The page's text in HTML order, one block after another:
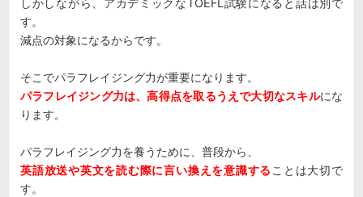
しかしながら、アカデミックなTOEFL試験になると話は別で
す。
減点の対象になるからです。
そこでパラフレイジング力が重要になります。
パラフレイジング力は、高得点を取るうえで大切なスキルにな
ります。
パラフレイジング力を養うために、普段から、
英語放送や英文を読む際に言い換えを意識する ことは大切で
す。